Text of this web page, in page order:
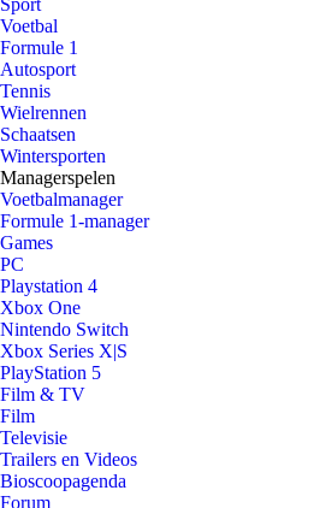
Sport
Voetbal
Formule 1
Autosport
Tennis
Wielrennen
Schaatsen
Wintersporten
Managerspelen
Voetbalmanager
Formule 1-manager
Games
PC
Playstation 4
Xbox One
Nintendo Switch
Xbox Series X|S
PlayStation 5
Film & TV
Film
Televisie
Trailers en Videos
Bioscoopagenda
Forum